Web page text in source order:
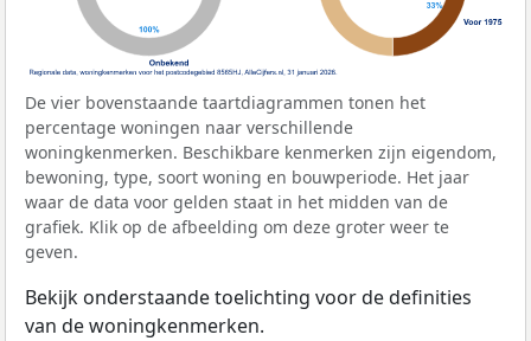
De vier bovenstaande taartdiagrammen tonen het
percentage woningen naar verschillende
woningkenmerken. Beschikbare kenmerken zijn eigendom,
bewoning, type, soort woning en bouwperiode. Het jaar
waar de data voor gelden staat in het midden van de
grafiek. Klik op de afbeelding om deze groter weer te
geven.
Bekijk onderstaande toelichting voor de definities
van de woningkenmerken.